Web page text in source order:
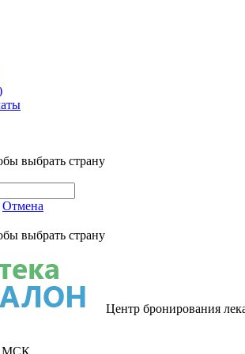
выбрать страну
Отмена
выбрать страну
Центр бронирования
МСК